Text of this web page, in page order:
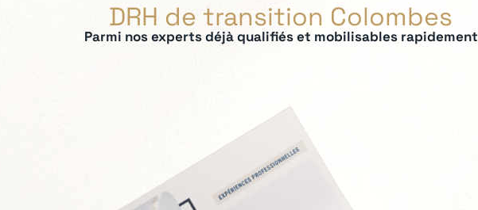
DRH de transition Colombes
Parmi nos experts déjà qualifiés et mobilisables rapidement